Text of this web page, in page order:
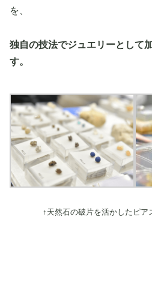
を、
独自の技法でジュエリーとして
す。
↑天然石の破片を活かしたピア